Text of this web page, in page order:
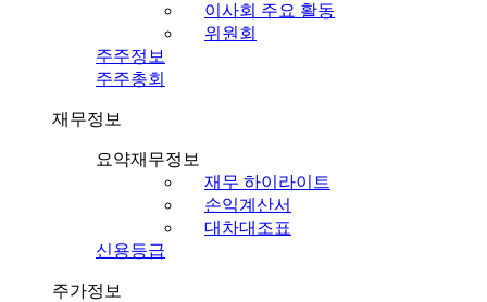
이사회 주요 활동
위원회
주주정보
주주총회
재무정보
요약재무정보
재무 하이라이트
손익계산서
대차대조표
신용등급
주가정보